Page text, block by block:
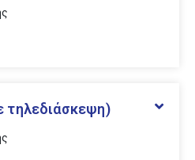
τηλεδιάσκεψη)